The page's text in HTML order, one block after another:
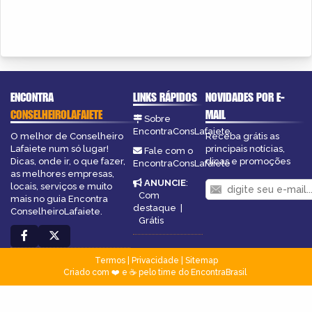
ENCONTRA
CONSELHEIROLAFAIETE
O melhor de Conselheiro
Lafaiete num só lugar!
Dicas, onde ir, o que fazer,
as melhores empresas,
locais, serviços e muito
mais no guia Encontra
ConselheiroLafaiete.
LINKS RÁPIDOS
Sobre
EncontraConsLafaiete
Fale com o
EncontraConsLafaiete
ANUNCIE:
Com
destaque |
Grátis
NOVIDADES POR E-
MAIL
Receba grátis as
principais notícias,
dicas e promoções
Termos| Privacidade
Sitemap
Criado com ❤️ e ☕ pelo time do EncontraBrasil